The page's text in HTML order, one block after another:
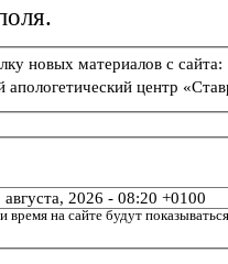
новых материалов с сайта:
центр
на сайте будут